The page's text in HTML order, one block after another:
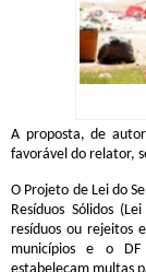
A proposta, de
favorável do relator,
O Projeto de Lei do
Resíduos Sólidos
resíduos ou rejeitos
municípios e o